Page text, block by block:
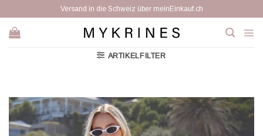
Inhalt
springen
Versand in die Schweiz über meinEinkauf.ch
ARTIKELFILTER